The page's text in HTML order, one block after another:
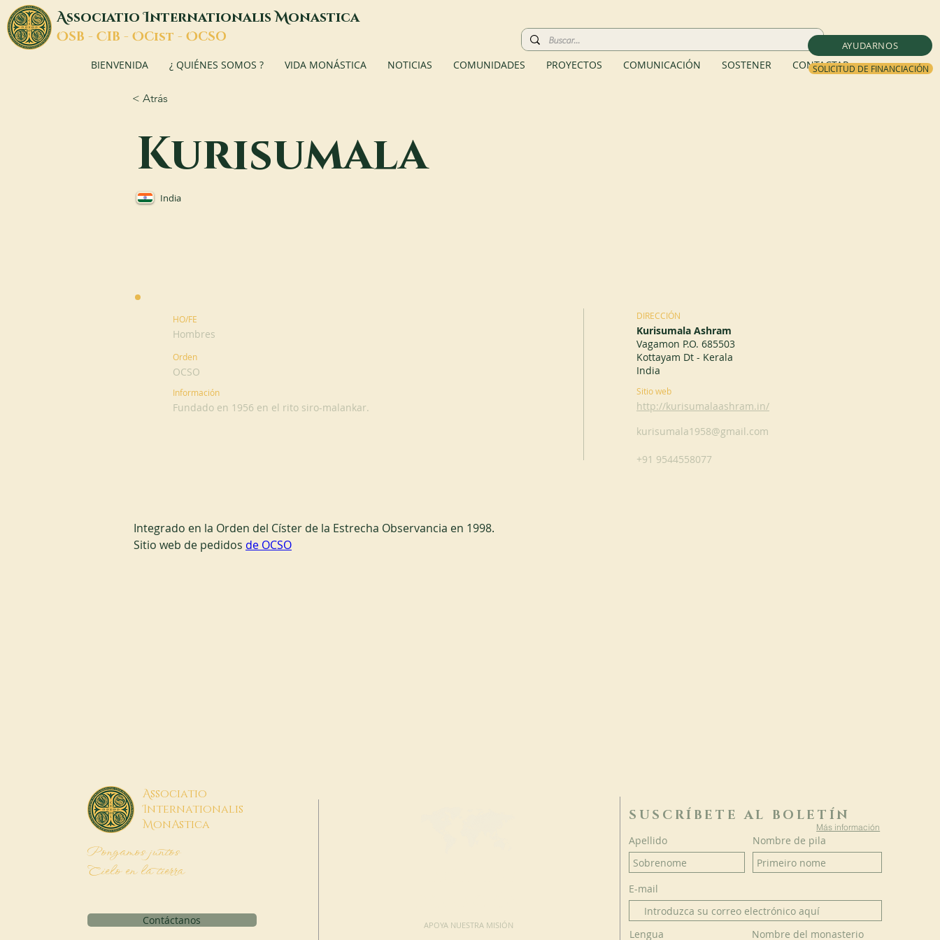
AYUDARNOS
SOLICITUD DE FINANCIACIÓN
AssociatioInternationalisMonastica
OSB - CIB - OCist - OCSO
BIENVENIDA ¿ QUIÉNES SOMOS ? VIDA MONÁSTICA NOTICIAS COMUNIDADES PROYECTOS COMUNICACIÓN SOSTENER CONTACTAR
< Atrás
Kurisumala
India
HO/FE
Hombres
Orden
OCSO
Información
Fundado en 1956 en el rito siro-malankar.
DIRECCIÓN
Kurisumala Ashram
Vagamon P.O. 685503
Kottayam Dt - Kerala
India
Sitio web
http://kurisumalaashram.in/
kurisumala1958@gmail.com
+91 9544558077
Integrado en la Orden del Císter de la Estrecha Observancia en 1998.
Sitio web de pedidos de OCSO
Associatio
Internationalis
MonAstica
Pongamos juntos
Cielo en la tierra
Contáctanos APOYA NUESTRA MISIÓN
SUSCRÍBETE AL BOLETÍN
Más información
Apellido Nombre de pila
E-mail
Lengua Nombre del monasterio